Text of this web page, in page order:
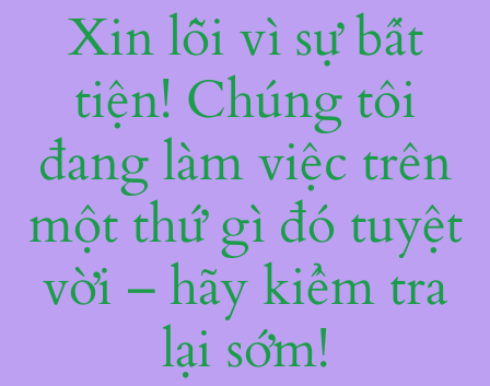
Xin lỗi vì sự bất
tiện! Chúng tôi
đang làm việc trên
một thứ gì đó tuyệt
vời – hãy kiểm tra
lại sớm!